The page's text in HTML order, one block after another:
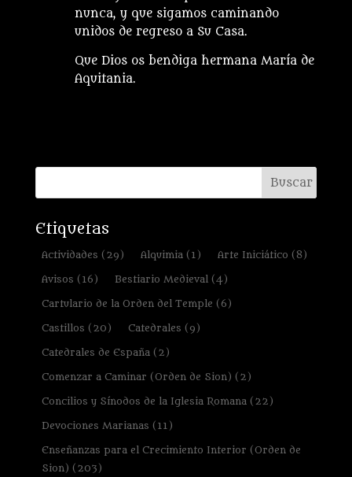
nunca, y que sigamos caminando
unidos de regreso a Su Casa.
Que Dios os bendiga hermana María de
Aquitania.
Etiquetas
Actividades (29) Alquimia(1) Arte Iniciático (8)
Avisos (16) Bestiario Medieval(4)
Cartulario de la Orden del Temple (6)
Castillos (20) Catedrales (9)
Catedrales de España(2)
Comenzar a Caminar (Orden de Sion) (2)
Concilios y Sínodos de la Iglesia Romana(22)
Devociones Marianas (11)
Enseñanzas para el Crecimiento Interior (Orden de
Sion) (203)